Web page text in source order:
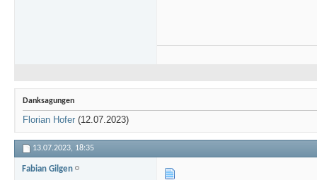
Danksagungen
Florian Hofer (12.07.2023)
13.07.2023, 18:35
Fabian Gilgen